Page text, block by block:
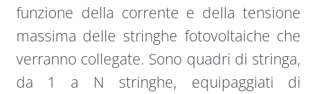
funzione della corrente e della tensione
massima delle stringhe fotovoltaiche che
verranno collegate. Sono quadri di stringa,
da 1 a N stringhe, equipaggiati di